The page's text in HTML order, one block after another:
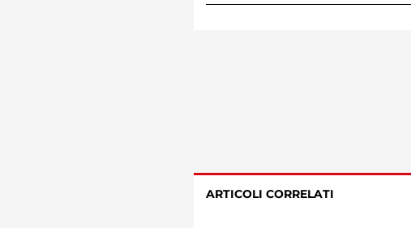
ARTICOLI CORRELATI